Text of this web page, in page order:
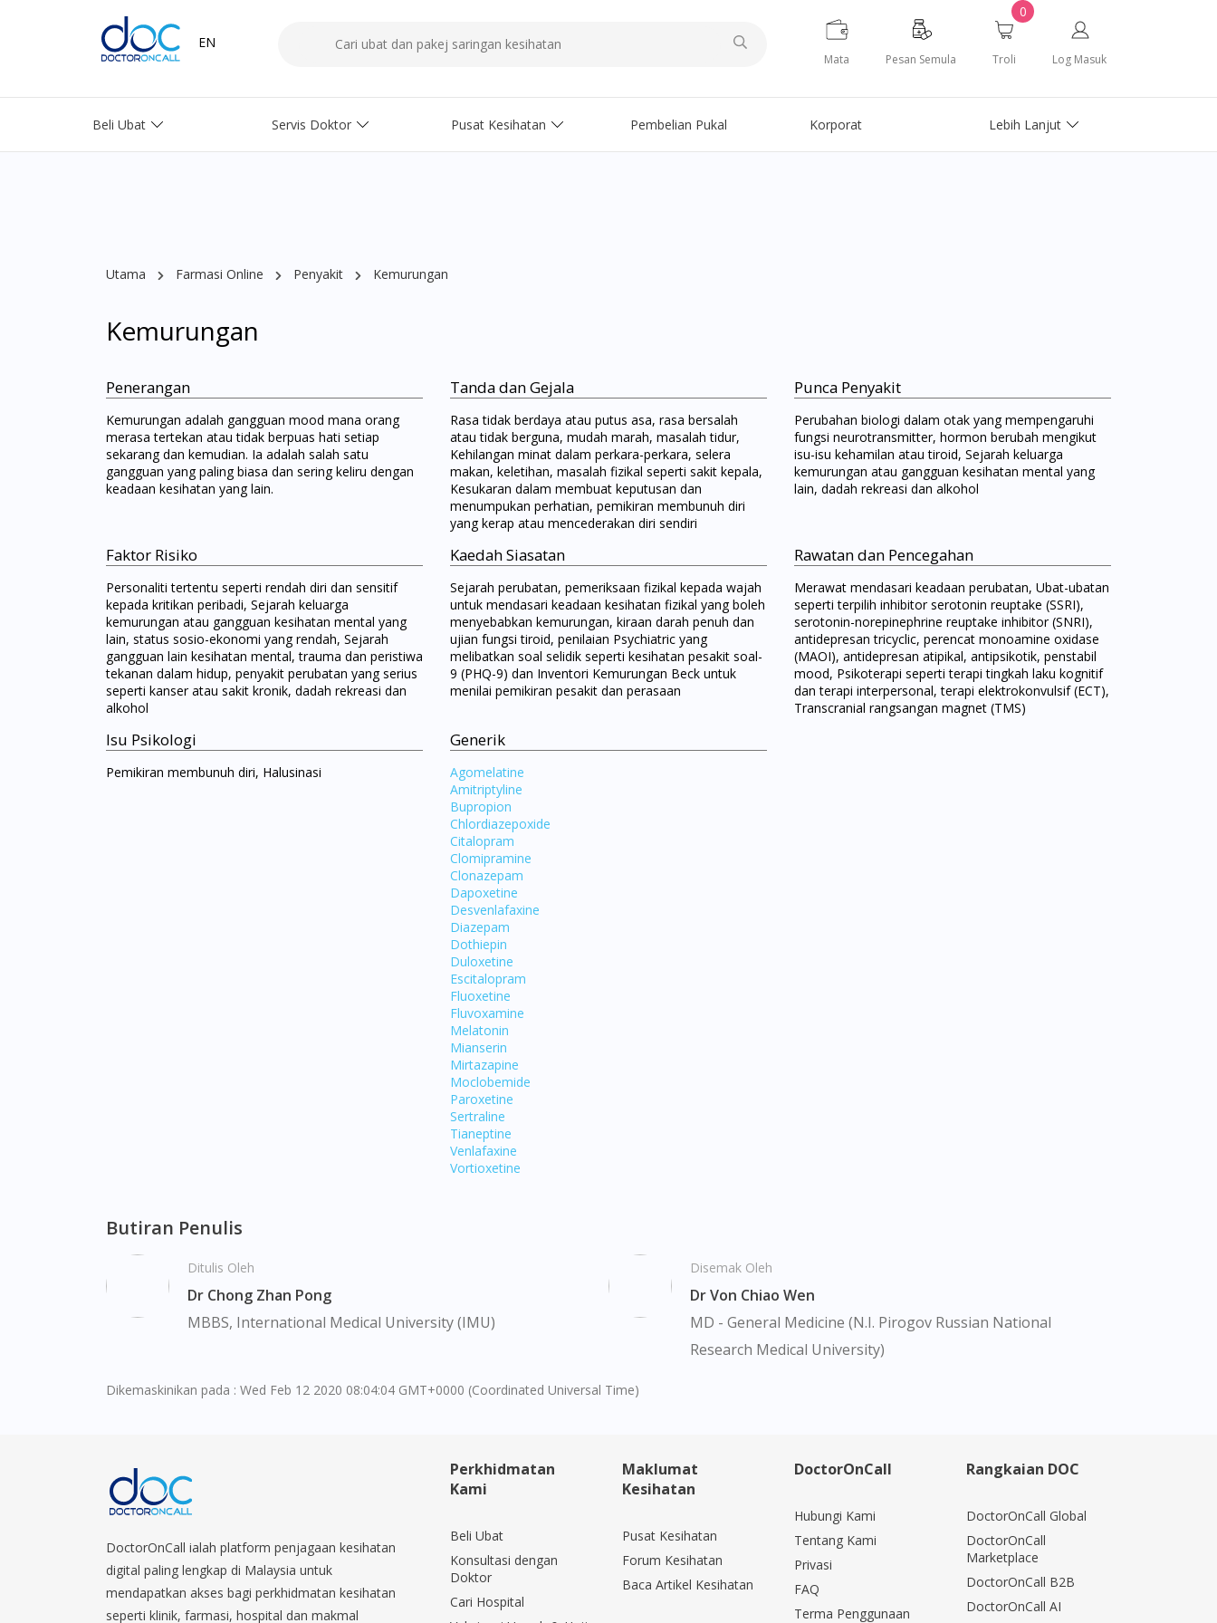
Visit DoctorOnCall Singapore
You seem to be shopping from Singapore
You are currently on DoctorOnCall.com.my, our Malaysian site.
To serve you better, would you like to head over to
Continue to DoctorOnCall Singapore
No, please do not redirect me
EN
Mata Pesan Semula
0
Troli Log Masuk
Beli Ubat Servis Doktor Pusat Kesihatan Pembelian Pukal Korporat Lebih Lanjut
Utama Farmasi Online Penyakit Kemurungan
Kemurungan
Penerangan
Kemurungan adalah gangguan mood mana orang
merasa tertekan atau tidak berpuas hati setiap
sekarang dan kemudian. Ia adalah salah satu
gangguan yang paling biasa dan sering keliru dengan
keadaan kesihatan yang lain.
Tanda dan Gejala
Rasa tidak berdaya atau putus asa, rasa bersalah
atau tidak berguna, mudah marah, masalah tidur,
Kehilangan minat dalam perkara-perkara, selera
makan, keletihan, masalah fizikal seperti sakit kepala,
Kesukaran dalam membuat keputusan dan
menumpukan perhatian, pemikiran membunuh diri
yang kerap atau mencederakan diri sendiri
Punca Penyakit
Perubahan biologi dalam otak yang mempengaruhi
fungsi neurotransmitter, hormon berubah mengikut
isu-isu kehamilan atau tiroid, Sejarah keluarga
kemurungan atau gangguan kesihatan mental yang
lain, dadah rekreasi dan alkohol
Faktor Risiko
Personaliti tertentu seperti rendah diri dan sensitif
kepada kritikan peribadi, Sejarah keluarga
kemurungan atau gangguan kesihatan mental yang
lain, status sosio-ekonomi yang rendah, Sejarah
gangguan lain kesihatan mental, trauma dan peristiwa
tekanan dalam hidup, penyakit perubatan yang serius
seperti kanser atau sakit kronik, dadah rekreasi dan
alkohol
Kaedah Siasatan
Sejarah perubatan, pemeriksaan fizikal kepada wajah
untuk mendasari keadaan kesihatan fizikal yang boleh
menyebabkan kemurungan, kiraan darah penuh dan
ujian fungsi tiroid, penilaian Psychiatric yang
melibatkan soal selidik seperti kesihatan pesakit soal-
9 (PHQ-9) dan Inventori Kemurungan Beck untuk
menilai pemikiran pesakit dan perasaan
Rawatan dan Pencegahan
Merawat mendasari keadaan perubatan, Ubat-ubatan
seperti terpilih inhibitor serotonin reuptake (SSRI),
serotonin-norepinephrine reuptake inhibitor (SNRI),
antidepresan tricyclic, perencat monoamine oxidase
(MAOI), antidepresan atipikal, antipsikotik, penstabil
mood, Psikoterapi seperti terapi tingkah laku kognitif
dan terapi interpersonal, terapi elektrokonvulsif (ECT),
Transcranial rangsangan magnet (TMS)
Isu Psikologi
Pemikiran membunuh diri, Halusinasi
Generik
Agomelatine
Amitriptyline
Bupropion
Chlordiazepoxide
Citalopram
Clomipramine
Clonazepam
Dapoxetine
Desvenlafaxine
Diazepam
Dothiepin
Duloxetine
Escitalopram
Fluoxetine
Fluvoxamine
Melatonin
Mianserin
Mirtazapine
Moclobemide
Paroxetine
Sertraline
Tianeptine
Venlafaxine
Vortioxetine
Butiran Penulis
Ditulis Oleh
Dr Chong Zhan Pong
MBBS, International Medical University (IMU)
Disemak Oleh
Dr Von Chiao Wen
MD - General Medicine (N.I. Pirogov Russian National
Research Medical University)
Dikemaskinikan pada : Wed Feb 12 2020 08:04:04 GMT+0000 (Coordinated Universal Time)
DoctorOnCall ialah platform penjagaan kesihatan
digital paling lengkap di Malaysia untuk
mendapatkan akses bagi perkhidmatan kesihatan
seperti klinik, farmasi, hospital dan makmal
Perkhidmatan
Kami
Beli Ubat
Konsultasi dengan
Doktor
Cari Hospital
Maklumat
Kesihatan
Pusat Kesihatan
Forum Kesihatan
Baca Artikel Kesihatan
DoctorOnCall
Hubungi Kami
Tentang Kami
Privasi
FAQ
Terma Penggunaan
Rangkaian DOC
DoctorOnCall Global
DoctorOnCall
Marketplace
DoctorOnCall B2B
DoctorOnCall AI